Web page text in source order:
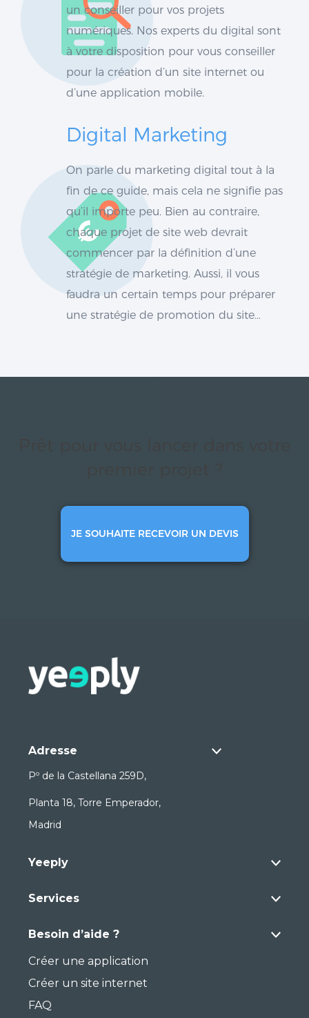
un conseiller pour vos projets
numériques. Nos experts du digital sont
à votre disposition pour vous conseiller
pour la création d’un site internet ou
d’une application mobile.
Digital Marketing
On parle du marketing digital tout à la
fin de ce guide, mais cela ne signifie pas
qu’il importe peu. Bien au contraire,
chaque projet de site web devrait
commencer par la définition d’une
stratégie de marketing. Aussi, il vous
faudra un certain temps pour préparer
une stratégie de promotion du site…
JE SOUHAITE RECEVOIR UN DEVIS
Adresse
Pº de la Castellana 259D,
Planta 18, Torre Emperador,
Madrid
Yeeply
Services
Besoin d’aide ?
Créer une application
Créer un site internet
FAQ